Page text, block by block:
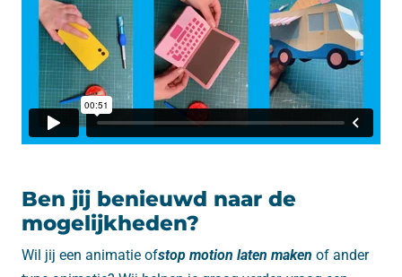
Ben jij benieuwd naar de
mogelijkheden?
Wil jij een animatie ofstop motion laten maken of ander